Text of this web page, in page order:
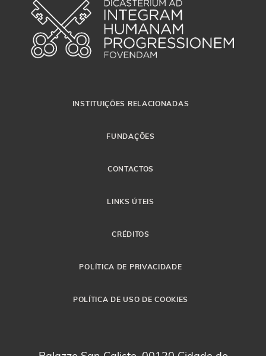
INSTITUIÇÕES RELACIONADAS
FUNDAÇÕES
CONTACTOS
LINKS ÚTEIS
CRÉDITOS
POLÍTICA DE PRIVACIDADE
POLÍTICA DE USO DE COOKIES